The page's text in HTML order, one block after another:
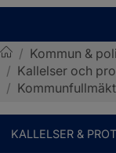
Sotenäs kommun
/ Kommun &
/ Kallelser och
/
KALLELSER &